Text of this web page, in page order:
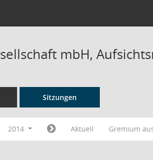
mbH,
Sitzungen
2014 Aktuell Gremium